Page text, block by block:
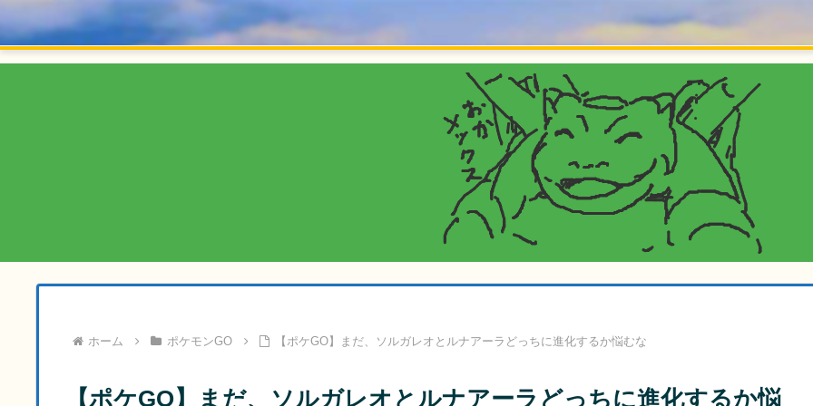
ホーム ポケモンGO 【ポケGO】まだ、ソルガレオとルナアーラどっちに進化するか悩むな
【ポケGO】まだ、ソルガレオとルナアーラどっちに進化するか悩